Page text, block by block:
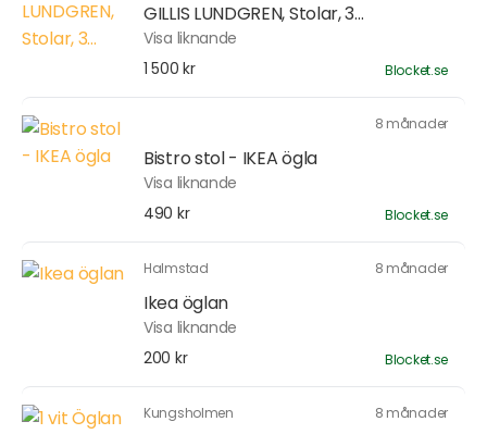
GILLIS LUNDGREN, Stolar, 3...
Visa liknande
1 500 kr
Blocket.se
8 månader
Bistro stol - IKEA ögla
Visa liknande
490 kr
Blocket.se
Halmstad 8 månader
Ikea öglan
Visa liknande
200 kr
Blocket.se
Kungsholmen 8 månader